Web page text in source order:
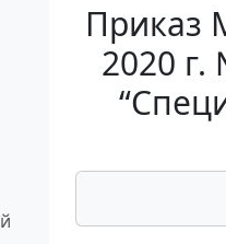
Приказ
2020